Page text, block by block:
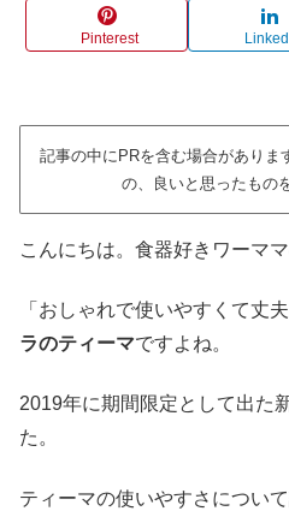
Pinterest
記事の中にPRを含む場合がありま
の、良いと思ったもの
こんにちは。食器好きワーマ
「おしゃれで使いやすくて丈
ラのティーマですよね。
2019年に期間限定として出た
た。
ティーマの使いやすさについ